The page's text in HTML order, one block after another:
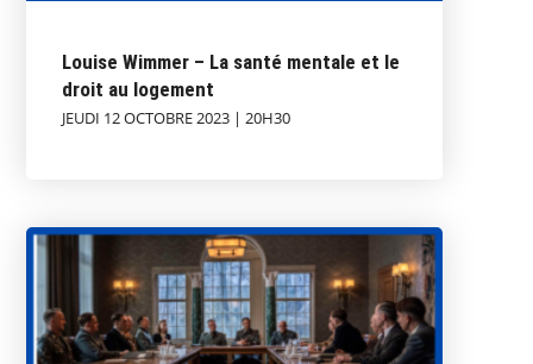
Louise Wimmer – La santé mentale et le
droit au logement
JEUDI 12 OCTOBRE 2023 | 20H30